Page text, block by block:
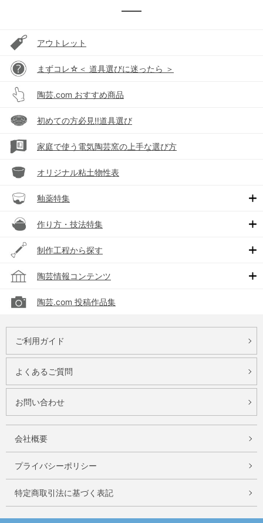
アウトレット
まずコレ☆＜ 道具選びに迷ったら ＞
陶芸.com おすすめ商品
初めての方必見!!道具選び
家庭で使う電気陶芸窯の上手な選び方
オリジナル粘土物性表
釉薬特集
作り方・技法特集
制作工程から探す
陶芸情報コンテンツ
陶芸.com 投稿作品集
ご利用ガイド
よくあるご質問
お問い合わせ
会社概要
プライバシーポリシー
特定商取引法に基づく表記